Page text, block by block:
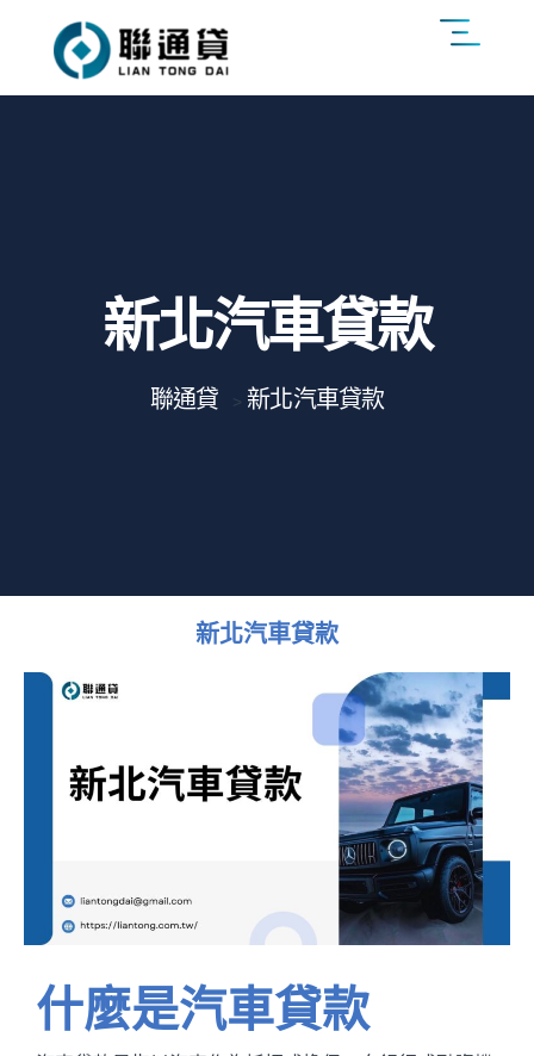
新北汽車貸款
聯通貸 > 新北汽車貸款
新北汽車貸款
什麼是汽車貸款